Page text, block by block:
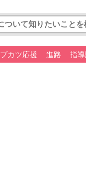
ブカツ応援 進路 指